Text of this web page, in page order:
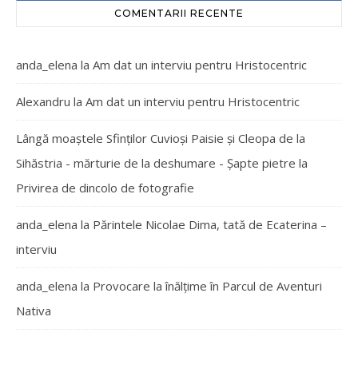
COMENTARII RECENTE
anda_elena la Am dat un interviu pentru Hristocentric
Alexandru la Am dat un interviu pentru Hristocentric
Lângă moaștele Sfinților Cuvioși Paisie și Cleopa de la
Sihăstria - mărturie de la deshumare - Şapte pietre la
Privirea de dincolo de fotografie
anda_elena la Părintele Nicolae Dima, tată de Ecaterina –
interviu
anda_elena la Provocare la înălțime în Parcul de Aventuri
Nativa